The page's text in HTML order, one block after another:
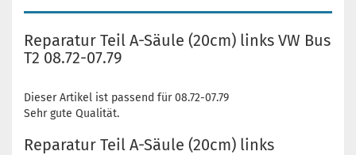
Reparatur Teil A-Säule (20cm) links VW Bus
T2 08.72-07.79
Dieser Artikel ist passend für 08.72-07.79
Sehr gute Qualität.
Reparatur Teil A-Säule (20cm) links